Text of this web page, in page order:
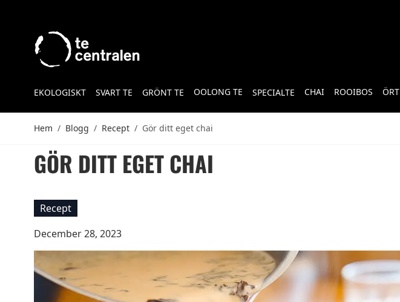
EKOLOGISKT SVART TE GRÖNT TE OOLONG TE SPECIALTE CHAI ROOIBOS ÖRT
Hem / Blogg / Recept / Gör ditt eget chai
GÖR DITT EGET CHAI
Recept
December 28, 2023